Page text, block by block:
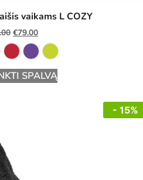
vaikams L COZY
€79.00
SPALVĄ
- 15%